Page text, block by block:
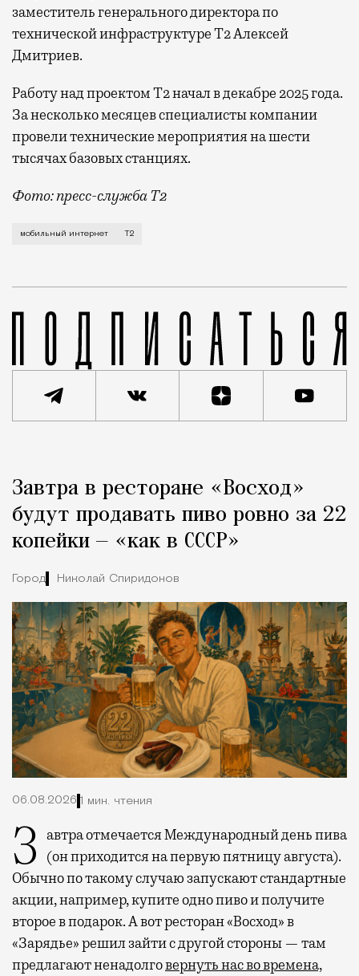
заместитель генерального директора по
технической инфраструктуре Т2 Алексей
Дмитриев.
Работу над проектом Т2 начал в декабре 2025 года.
За несколько месяцев специалисты компании
провели технические мероприятия на шести
тысячах базовых станциях.
Фото: пресс-служба Т2
Мобильный оператор Т2 завершил работы по
мобильный интернет Т2
Город
Завтра в ресторане «Восход»
будут продавать пиво ровно за 22
копейки — «как в СССР»
Город Николай Спиридонов
06.08.2026 1 мин. чтения
Завтра отмечается Международный день пива
(он приходится на первую пятницу августа).
Обычно по такому случаю запускают стандартные
акции, например, купите одно пиво и получите
второе в подарок. А вот ресторан «Восход» в
«Зарядье» решил зайти с другой стороны — там
предлагают ненадолговернуть нас во времена,